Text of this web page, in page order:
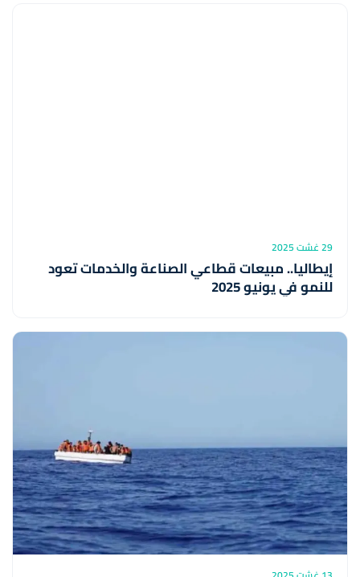
29 غشت 2025
إيطاليا.. مبيعات قطاعي الصناعة والخدمات تعود
للنمو في يونيو 2025